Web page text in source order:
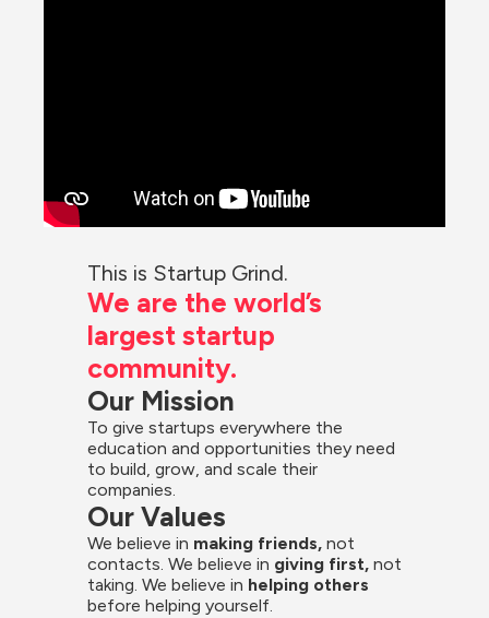
This is Startup Grind.
We are the world’s
largest startup
community.
Our Mission
To give startups everywhere the
education and opportunities they need
to build, grow, and scale their
companies.
Our Values
We believe in making friends, not
contacts. We believe in giving first, not
taking. We believe in helping others
before helping yourself.